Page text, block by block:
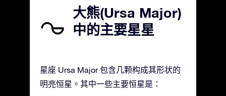
大熊(Ursa Major)
中的主要星星
星座 Ursa Major 包含几颗构成其形状的
明亮恒星。其中一些主要恒星是：